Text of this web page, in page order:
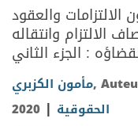
والعقود
الالتزام وانتقاله
: الجزء الثاني
مأمون الكزبري,
الحقوقية |
2020